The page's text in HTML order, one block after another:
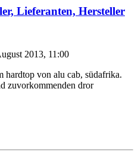
Lieferanten, Hersteller
2013, 11:00
hardtop von alu cab, südafrika.
zuvorkommenden dror